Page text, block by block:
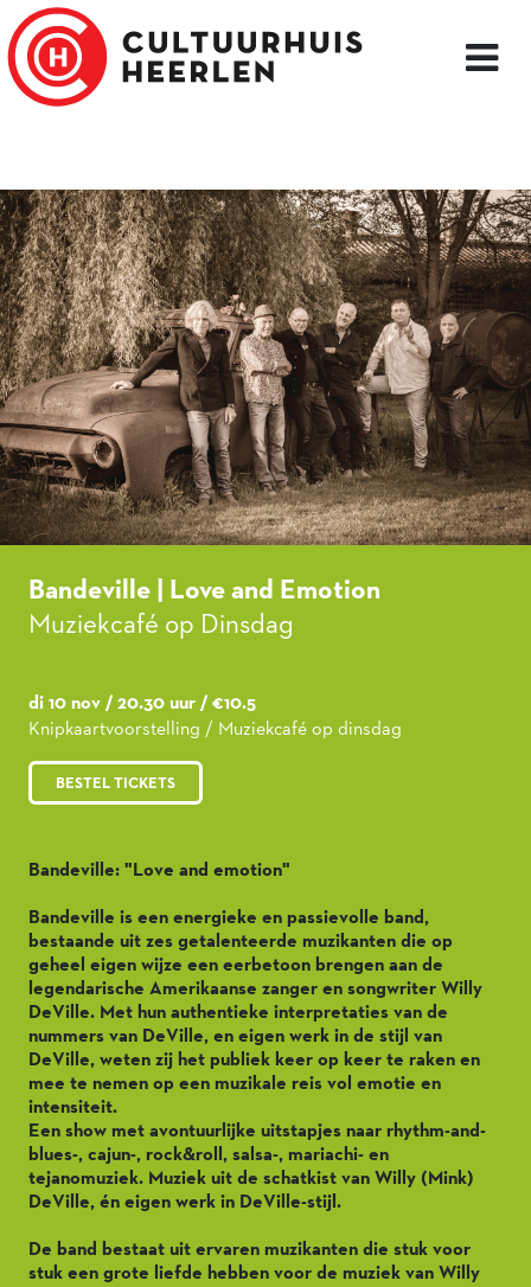
Bandeville | Love and Emotion
Muziekcafé op Dinsdag
di 10 nov / 20.30 uur / €10.5
Knipkaartvoorstelling / Muziekcafé op dinsdag
BESTEL TICKETS
Bandeville: "Love and emotion"
Bandeville is een energieke en passievolle band,
bestaande uit zes getalenteerde muzikanten die op
geheel eigen wijze een eerbetoon brengen aan de
legendarische Amerikaanse zanger en songwriter Willy
DeVille. Met hun authentieke interpretaties van de
nummers van DeVille, en eigen werk in de stijl van
DeVille, weten zij het publiek keer op keer te raken en
mee te nemen op een muzikale reis vol emotie en
intensiteit.
Een show met avontuurlijke uitstapjes naar rhythm-and-
blues-, cajun-, rock&roll, salsa-, mariachi- en
tejanomuziek. Muziek uit de schatkist van Willy (Mink)
DeVille, én eigen werk in DeVille-stijl.
De band bestaat uit ervaren muzikanten die stuk voor
stuk een grote liefde hebben voor de muziek van Willy